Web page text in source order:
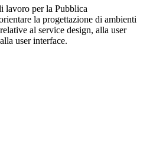
lavoro per la Pubblica
la progettazione di ambienti
al service design, alla user
user interface.